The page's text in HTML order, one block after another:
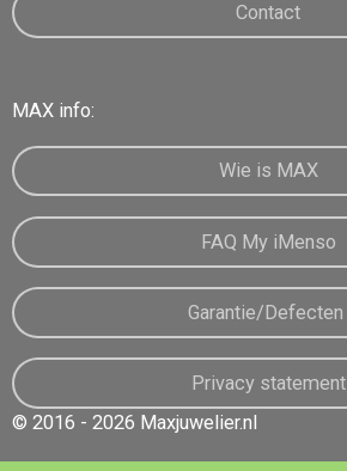
Contact
MAX info:
Wie is MAX
FAQ My iMenso
Garantie/Defecten
Privacy statement
© 2016 - 2026 Maxjuwelier.nl